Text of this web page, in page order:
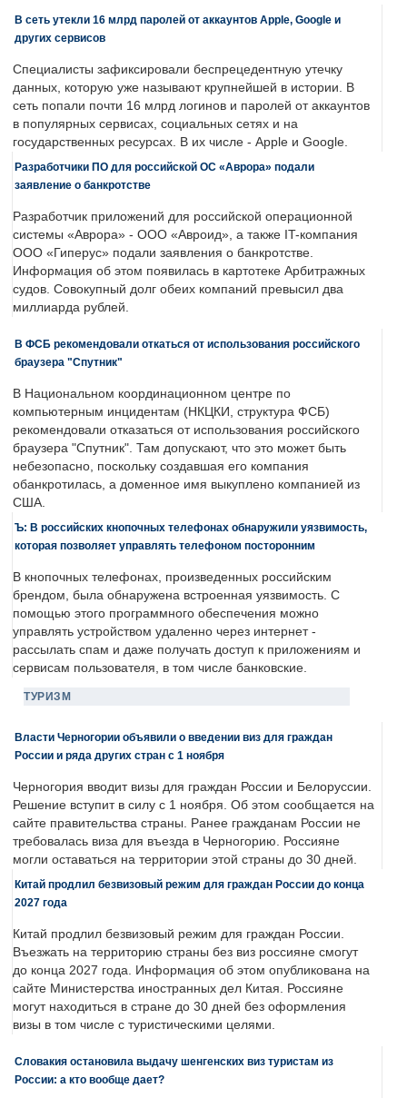
В сеть утекли 16 млрд паролей от аккаунтов Apple, Google и
других сервисов
Специалисты зафиксировали беспрецедентную утечку
данных, которую уже называют крупнейшей в истории. В
сеть попали почти 16 млрд логинов и паролей от аккаунтов
в популярных сервисах, социальных сетях и на
государственных ресурсах. В их числе - Apple и Google.
Разработчики ПО для российской ОС «Аврора» подали
заявление о банкротстве
Разработчик приложений для российской операционной
системы «Аврора» - ООО «Авроид», а также IT-компания
ООО «Гиперус» подали заявления о банкротстве.
Информация об этом появилась в картотеке Арбитражных
судов. Совокупный долг обеих компаний превысил два
миллиарда рублей.
В ФСБ рекомендовали откаться от использования российского
браузера "Спутник"
В Национальном координационном центре по
компьютерным инцидентам (НКЦКИ, структура ФСБ)
рекомендовали отказаться от использования российского
браузера "Спутник". Там допускают, что это может быть
небезопасно, поскольку создавшая его компания
обанкротилась, а доменное имя выкуплено компанией из
США.
Ъ: В российских кнопочных телефонах обнаружили уязвимость,
которая позволяет управлять телефоном посторонним
В кнопочных телефонах, произведенных российским
брендом, была обнаружена встроенная уязвимость. С
помощью этого программного обеспечения можно
управлять устройством удаленно через интернет -
рассылать спам и даже получать доступ к приложениям и
сервисам пользователя, в том числе банковские.
ТУРИЗМ
Власти Черногории объявили о введении виз для граждан
России и ряда других стран с 1 ноября
Черногория вводит визы для граждан России и Белоруссии.
Решение вступит в силу с 1 ноября. Об этом сообщается на
сайте правительства страны. Ранее гражданам России не
требовалась виза для въезда в Черногорию. Россияне
могли оставаться на территории этой страны до 30 дней.
Китай продлил безвизовый режим для граждан России до конца
2027 года
Китай продлил безвизовый режим для граждан России.
Въезжать на территорию страны без виз россияне смогут
до конца 2027 года. Информация об этом опубликована на
сайте Министерства иностранных дел Китая. Россияне
могут находиться в стране до 30 дней без оформления
визы в том числе с туристическими целями.
Словакия остановила выдачу шенгенских виз туристам из
России: а кто вообще дает?